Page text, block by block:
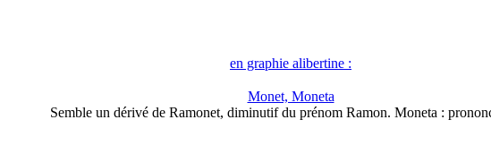
en graphie alibertine :
Monet, Moneta
Semble un dérivé de Ramonet, diminutif du prénom Ramon. Moneta :